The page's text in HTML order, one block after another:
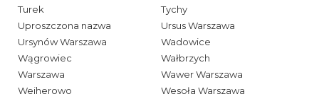
Turek
Tychy
Uproszczona nazwa
Ursus Warszawa
Ursynów Warszawa
Wadowice
Wągrowiec
Wałbrzych
Warszawa
Wawer Warszawa
Wejherowo
Wesoła Warszawa